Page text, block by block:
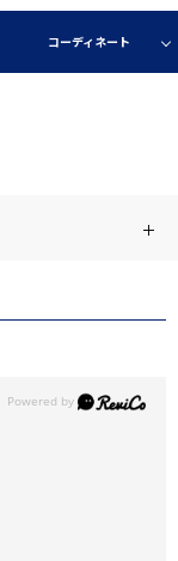
コーディネート